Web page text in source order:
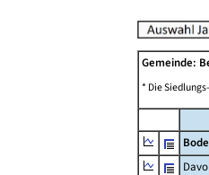
Gemeinde:
* Die